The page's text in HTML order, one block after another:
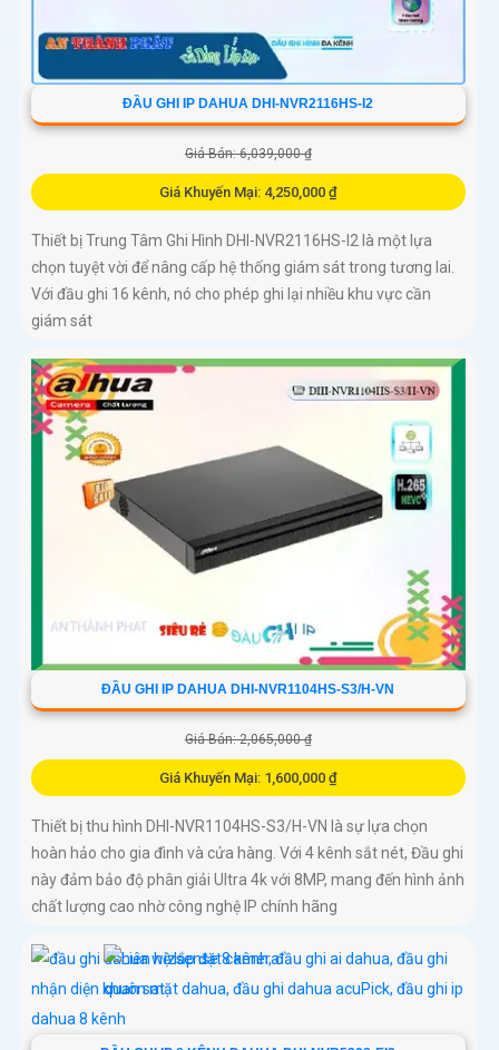
ĐẦU GHI IP DAHUA DHI-NVR2116HS-I2
Giá Bán: 6,039,000 ₫
Giá Khuyến Mại: 4,250,000 ₫
Thiết bị Trung Tâm Ghi Hình DHI-NVR2116HS-I2 là một lựa
chọn tuyệt vời để nâng cấp hệ thống giám sát trong tương lai.
Với đầu ghi 16 kênh, nó cho phép ghi lại nhiều khu vực cần
giám sát
ĐẦU GHI IP DAHUA DHI-NVR1104HS-S3/H-VN
Giá Bán: 2,065,000 ₫
Giá Khuyến Mại: 1,600,000 ₫
Thiết bị thu hình DHI-NVR1104HS-S3/H-VN là sự lựa chọn
hoàn hảo cho gia đình và cửa hàng. Với 4 kênh sắt nét, Đầu ghi
này đảm bảo độ phân giải Ultra 4k với 8MP, mang đến hình ảnh
chất lượng cao nhờ công nghệ IP chính hãng